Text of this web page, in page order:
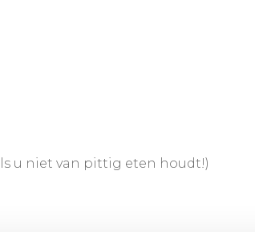
u niet van pittig eten houdt!)